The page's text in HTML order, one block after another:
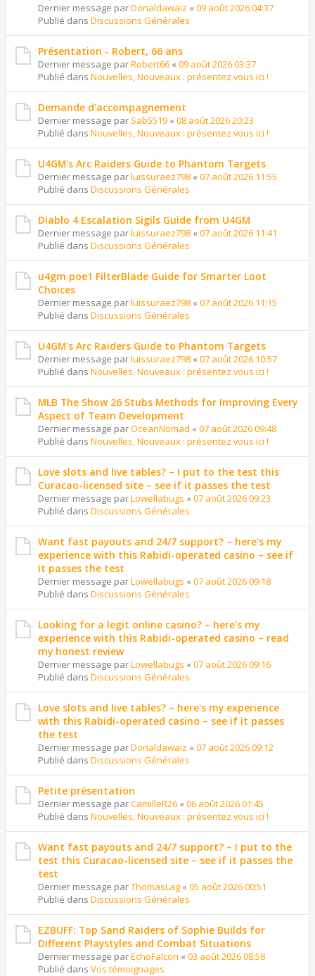
Dernier message parDonaldawaiz « 09 août 2026 04:37
Publié dans Discussions Générales
Présentation - Robert, 66 ans
Dernier message parRobert66 « 09 août 2026 03:37
Publié dans Nouvelles, Nouveaux : présentez vous ici !
Demande d'accompagnement
Dernier message par Sab5519 « 08 août 2026 20:23
Publié dans Nouvelles, Nouveaux : présentez vous ici !
U4GM's Arc Raiders Guide to Phantom Targets
Dernier message parluissuraez798 « 07 août 2026 11:55
Publié dans Discussions Générales
Diablo 4 Escalation Sigils Guide from U4GM
Dernier message parluissuraez798 « 07 août 2026 11:41
Publié dans Discussions Générales
u4gm poe1 FilterBlade Guide for Smarter Loot
Choices
Dernier message parluissuraez798 « 07 août 2026 11:15
Publié dans Discussions Générales
U4GM's Arc Raiders Guide to Phantom Targets
Dernier message parluissuraez798 « 07 août 2026 10:57
Publié dans Nouvelles, Nouveaux : présentez vous ici !
MLB The Show 26 Stubs Methods for Improving Every
Aspect of Team Development
Dernier message parOceanNomad « 07 août 2026 09:48
Publié dans Nouvelles, Nouveaux : présentez vous ici !
Love slots and live tables? – I put to the test this
Curacao-licensed site – see if it passes the test
Dernier message parLowellabugs « 07 août 2026 09:23
Publié dans Discussions Générales
Want fast payouts and 24/7 support? – here's my
experience with this Rabidi-operated casino – see if
it passes the test
Dernier message parLowellabugs « 07 août 2026 09:18
Publié dans Discussions Générales
Looking for a legit online casino? – here's my
experience with this Rabidi-operated casino – read
my honest review
Dernier message parLowellabugs « 07 août 2026 09:16
Publié dans Discussions Générales
Love slots and live tables? – here's my experience
with this Rabidi-operated casino – see if it passes
the test
Dernier message parDonaldawaiz « 07 août 2026 09:12
Publié dans Discussions Générales
Petite présentation
Dernier message parCamilleR26 « 06 août 2026 01:45
Publié dans Nouvelles, Nouveaux : présentez vous ici !
Want fast payouts and 24/7 support? – I put to the
test this Curacao-licensed site – see if it passes the
test
Dernier message parThomasLag « 05 août 2026 00:51
Publié dans Discussions Générales
EZBUFF: Top Sand Raiders of Sophie Builds for
Different Playstyles and Combat Situations
Dernier message parEchoFalcon « 03 août 2026 08:58
Publié dans Vos témoignages